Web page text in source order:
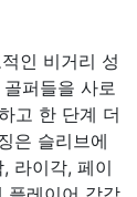
인 비거리 성
퍼들을 사로
고 한 단계 더
은 슬리브에
라이각, 페이